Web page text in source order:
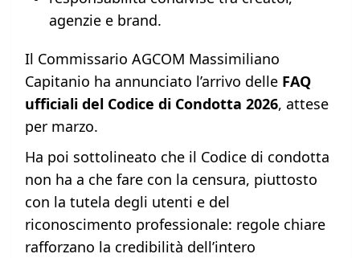
agenzie e brand.
Il Commissario AGCOM Massimiliano
Capitanio ha annunciato l’arrivo delle FAQ
ufficiali del Codice di Condotta 2026, attese
per marzo.
Ha poi sottolineato che il Codice di condotta
non ha a che fare con la censura, piuttosto
con la tutela degli utenti e del
riconoscimento professionale: regole chiare
rafforzano la credibilità dell’intero